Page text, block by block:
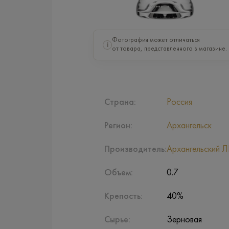
i
Фотография может отличаться
от товара, представленного в магазине.
Страна:
Регион:
Производитель:
Объем:
Крепость:
Сырье:
Россия
Архангельск
Архангельский
0.7
40%
Зерновая